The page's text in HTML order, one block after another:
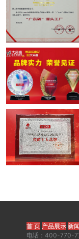
首 页 产品展示 新
电话：400-770-